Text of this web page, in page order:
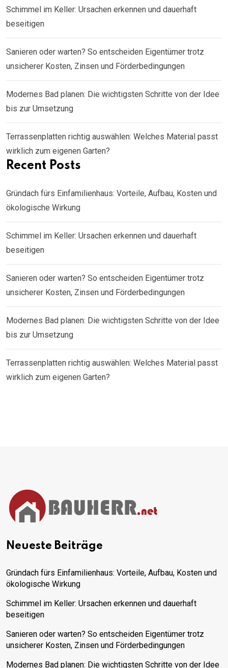
Schimmel im Keller: Ursachen erkennen und dauerhaft
beseitigen
Sanieren oder warten? So entscheiden Eigentümer trotz
unsicherer Kosten, Zinsen und Förderbedingungen
Modernes Bad planen: Die wichtigsten Schritte von der Idee
bis zur Umsetzung
Terrassenplatten richtig auswählen: Welches Material passt
wirklich zum eigenen Garten?
Recent Posts
Gründach fürs Einfamilienhaus: Vorteile, Aufbau, Kosten und
ökologische Wirkung
Schimmel im Keller: Ursachen erkennen und dauerhaft
beseitigen
Sanieren oder warten? So entscheiden Eigentümer trotz
unsicherer Kosten, Zinsen und Förderbedingungen
Modernes Bad planen: Die wichtigsten Schritte von der Idee
bis zur Umsetzung
Terrassenplatten richtig auswählen: Welches Material passt
wirklich zum eigenen Garten?
Neueste Beiträge
Gründach fürs Einfamilienhaus: Vorteile, Aufbau, Kosten und
ökologische Wirkung
Schimmel im Keller: Ursachen erkennen und dauerhaft
beseitigen
Sanieren oder warten? So entscheiden Eigentümer trotz
unsicherer Kosten, Zinsen und Förderbedingungen
Modernes Bad planen: Die wichtigsten Schritte von der Idee